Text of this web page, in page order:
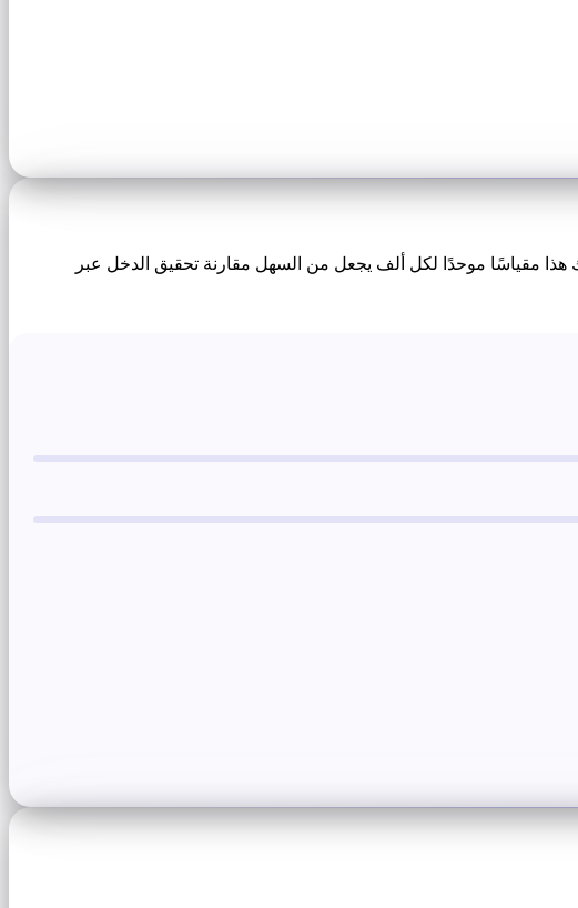
لكل ألف ظهور عن طريق قسمة إجمالي إيرادات إعلانك على عدد مشاهدات الصفحة، ثم ضربه في 1000. يمنحك هذا مقياسًا موحدًا لكل ألف يجعل من السهل مقارنة تحقيق الدخل عبر